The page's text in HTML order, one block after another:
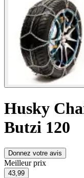
Husky
Butzi 120
Donnez votre avis
Meilleur prix
43,99